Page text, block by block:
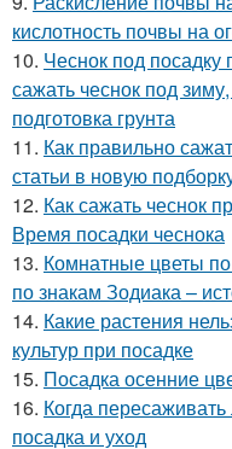
кислотность почвы на
10. Чеснок под посадку
сажать чеснок под
подготовка грунта
11. Как правильно
статьи в новую
12. Как сажать чеснок
Время посадки чеснока
13. Комнатные цветы
по знакам Зодиака –
14. Какие растения
культур при посадке
15. Посадка осенние
16. Когда
посадка и уход